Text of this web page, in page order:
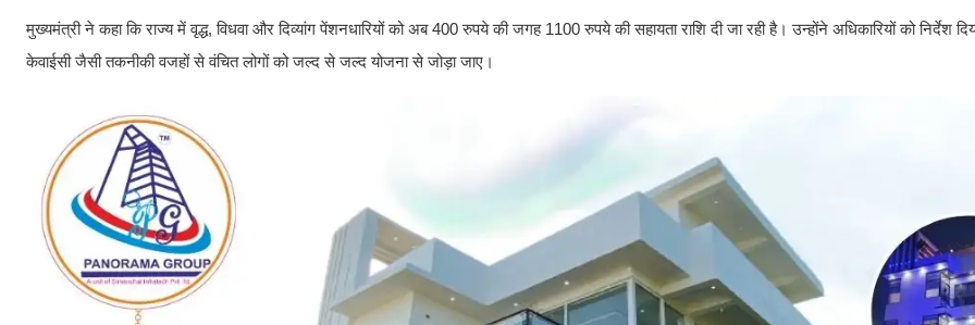
मुख्यमंत्री ने कहा कि राज्य में वृद्ध, विधवा और दिव्यांग पेंशनधारियों को अब 400 रुपये की जगह 1100 रुपये की सहायता राशि दी जा रही है। उन्होंने अधिकारियों को निर्देश
केवाईसी जैसी तकनीकी वजहों से वंचित लोगों को जल्द से जल्द योजना से जोड़ा जाए।